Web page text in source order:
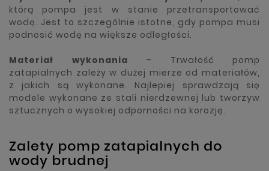
którą pompa jest w stanie przetransportować
wodę. Jest to szczególnie istotne, gdy pompa musi
podnosić wodę na większe odległości.
Materiał wykonania – Trwałość pomp
zatapialnych zależy w dużej mierze od materiałów,
z jakich są wykonane. Najlepiej sprawdzają się
modele wykonane ze stali nierdzewnej lub tworzyw
sztucznych o wysokiej odporności na korozję.
Zalety pomp zatapialnych do
wody brudnej